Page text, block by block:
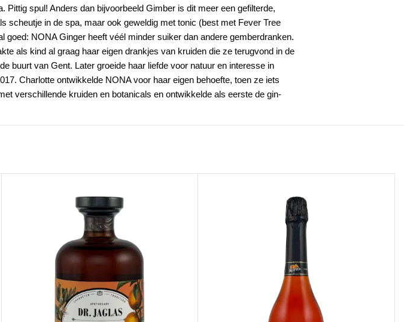
spul! Anders dan bijvoorbeeld Gimber is dit meer een gefilterde,
scheutje in de spa, maar ook geweldig met tonic (best met Fever Tree
goed: NONA Ginger heeft véél minder suiker dan andere gemberdranken.
als kind al graag haar eigen drankjes van kruiden die ze terugvond in de
buurt van Gent. Later groeide haar liefde voor natuur en interesse in
Charlotte ontwikkelde NONA voor haar eigen behoefte, toen ze iets
verschillende kruiden en botanicals en ontwikkelde als eerste de gin-